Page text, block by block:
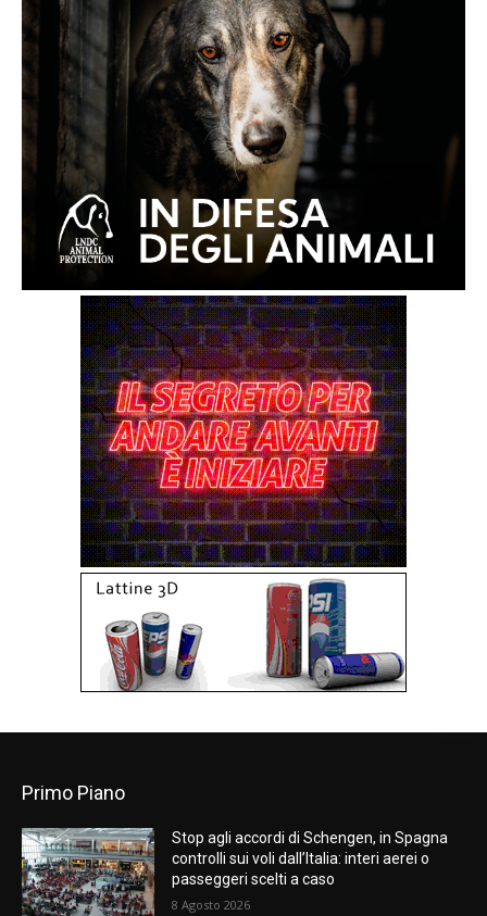
Primo Piano
Stop agli accordi di Schengen, in Spagna
controlli sui voli dall’Italia: interi aerei o
passeggeri scelti a caso
8 Agosto 2026